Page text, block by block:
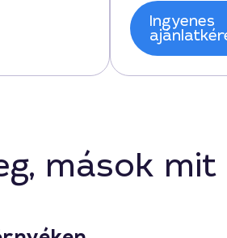
esztétikusan
mindenkinek, aki
munkát keres
Ingyenes
mások